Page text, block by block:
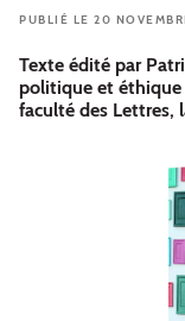
PUBLIÉ LE 20
Texte édité par
politique et éthique
faculté des Lettres,